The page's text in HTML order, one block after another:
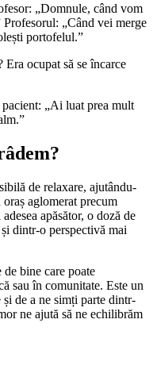
„Domnule, când vom
„Când vei merge
portofelul.”
Era ocupat să se încarce
„Ai luat prea mult
de relaxare, ajutându-
aglomerat precum
apăsător, o doză de
dintr-o perspectivă mai
de bine care poate
sau în comunitate. Este un
de a ne simți parte dintr-
ne ajută să ne echilibrăm